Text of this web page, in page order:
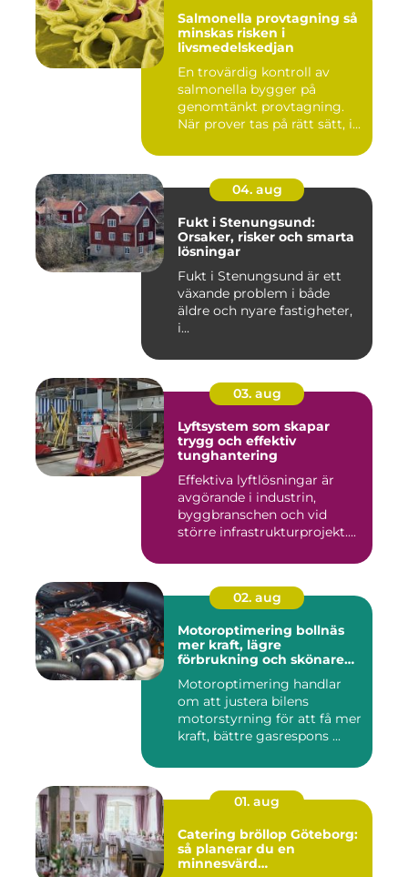
Salmonella provtagning så
minskas risken i
livsmedelskedjan
En trovärdig kontroll av
salmonella bygger på
genomtänkt provtagning.
När prover tas på rätt sätt, i...
04. aug
Fukt i Stenungsund:
Orsaker, risker och smarta
lösningar
Fukt i Stenungsund är ett
växande problem i både
äldre och nyare fastigheter,
i...
03. aug
Lyftsystem som skapar
trygg och effektiv
tunghantering
Effektiva lyftlösningar är
avgörande i industrin,
byggbranschen och vid
större infrastrukturprojekt....
02. aug
Motoroptimering bollnäs
mer kraft, lägre
förbrukning och skönare
Motoroptimering handlar
om att justera bilens
motorstyrning för att få mer
kraft, bättre gasrespons ...
01. aug
Catering bröllop Göteborg:
så planerar du en
minnesvärd